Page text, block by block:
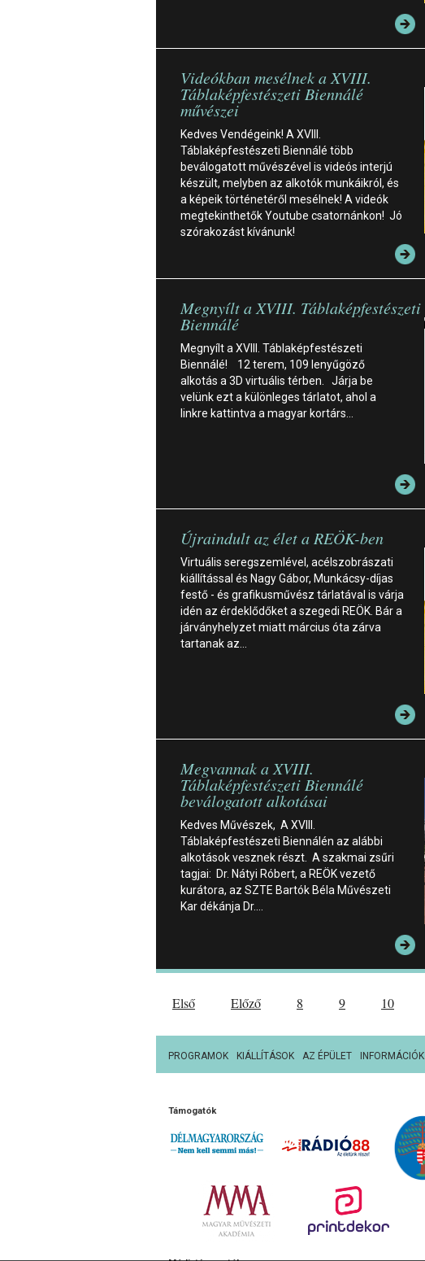
Videókban mesélnek a XVIII.
Táblaképfestészeti Biennálé
művészei
Kedves Vendégeink! A XVIII.
Táblaképfestészeti Biennálé több
beválogatott művészével is videós interjú
készült, melyben az alkotók munkáikról, és
a képeik történetéről mesélnek! A videók
megtekinthetők Youtube csatornánkon! Jó
szórakozást kívánunk!
Megnyílt a XVIII. Táblaképfestészeti
Biennálé
Megnyílt a XVIII. Táblaképfestészeti
Biennálé! 12 terem, 109 lenyűgöző
alkotás a 3D virtuális térben. Járja be
velünk ezt a különleges tárlatot, ahol a
linkre kattintva a magyar kortárs…
Újraindult az élet a REÖK-ben
Virtuális seregszemlével, acélszobrászati
kiállítással és Nagy Gábor, Munkácsy-díjas
festő - és grafikusművész tárlatával is várja
idén az érdeklődőket a szegedi REÖK. Bár a
járványhelyzet miatt március óta zárva
tartanak az…
Megvannak a XVIII.
Táblaképfestészeti Biennálé
beválogatott alkotásai
Kedves Művészek, A XVIII.
Táblaképfestészeti Biennálén az alábbi
alkotások vesznek részt. A szakmai zsűri
tagjai: Dr. Nátyi Róbert, a REÖK vezető
kurátora, az SZTE Bartók Béla Művészeti
Kar dékánja Dr.…
Első Előző 8 9 10
PROGRAMOK KIÁLLÍTÁSOK AZ ÉPÜLET INFORMÁCIÓK
Támogatók